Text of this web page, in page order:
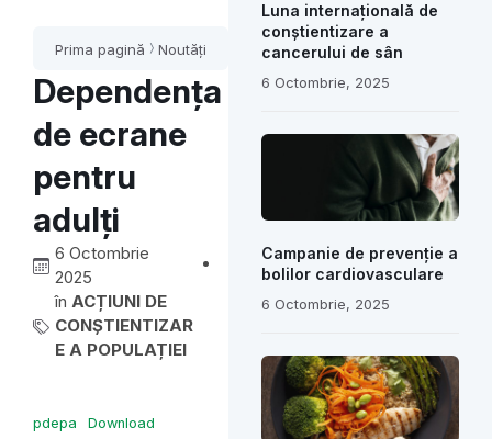
Prima pagină Noutăți
Dependența
de ecrane
pentru
adulți
6 Octombrie
2025
în ACȚIUNI DE
CONȘTIENTIZAR
E A POPULAȚIEI
pdepa Download
Luna internațională de
conștientizare a
cancerului de sân
6 Octombrie, 2025
Campanie de prevenție a
bolilor cardiovasculare
6 Octombrie, 2025